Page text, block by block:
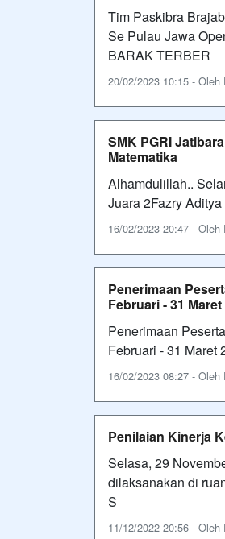
Tim Paskibra
Se Pulau Jawa
BARAK TERBER
20/02/2023 10:15 -
SMK PGRI
Matematika
Alhamdulillah..
Juara 2Fazry
16/02/2023 20:47 -
Penerimaan
Februari - 31 Maret
Penerimaan
Februari - 31 Maret
16/02/2023 08:27 -
Penilaian Kinerja
Selasa, 29
dilaksanakan di
S
11/12/2022 20:56 -